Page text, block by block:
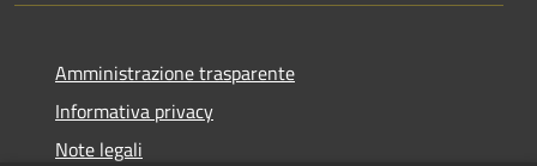
Amministrazione trasparente
Informativa privacy
Note legali